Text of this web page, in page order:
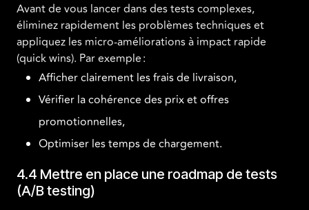
Avant de vous lancer dans des tests complexes,
éliminez rapidement les problèmes techniques et
appliquez les micro-améliorations à impact rapide
(quick wins). Par exemple :
Afficher clairement les frais de livraison,
Vérifier la cohérence des prix et offres
promotionnelles,
Optimiser les temps de chargement.
4.4 Mettre en place une roadmap de tests
(A/B testing)